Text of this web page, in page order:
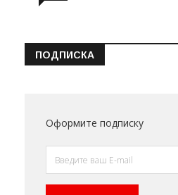
ПОДПИСКА
Оформите подписку